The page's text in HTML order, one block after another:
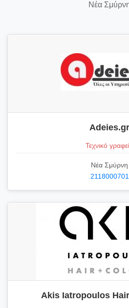
Νέα
Adeies.gr
Τεχνικό
Νέα Σμύρνη
2118000701
Akis Iatropoulos